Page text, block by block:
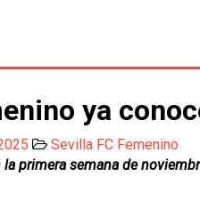
ya
Sevilla FC Femenino
primera semana de